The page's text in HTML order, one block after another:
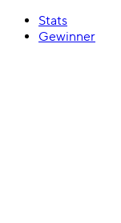
Stats
Gewinner